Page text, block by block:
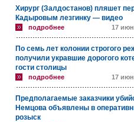
Хирург (Залдостанов) пляшет
Кадыровым лезгинку — видео
подробнее 17
По семь лет колонии строгого
получили укравшие дорогого
гости столицы
подробнее 17
Предполагаемые заказчики
Немцова объявлены в
розыск